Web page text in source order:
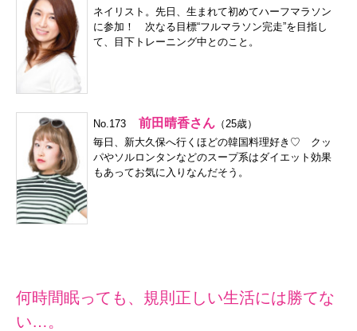
ネイリスト。先日、生まれて初めてハーフマラソン
に参加！ 次なる目標“フルマラソン完走”を目指し
て、目下トレーニング中とのこと。
No.173 前田晴香さん （25歳）
毎日、新大久保へ行くほどの韓国料理好き♡ クッ
パやソルロンタンなどのスープ系はダイエット効果
もあってお気に入りなんだそう。
何時間眠っても、規則正しい生活には勝てな
い…。